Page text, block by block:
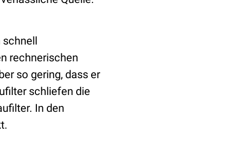
schnell
rechnerischen
so gering, dass er
schliefen die
In den